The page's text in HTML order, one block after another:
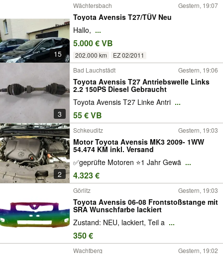
15
Wächtersbach Gestern, 19:07
Toyota Avensis T27/TÜV Neu
Hallo, ...
5.000 € VB
202.000 km EZ 02/2011
3
Bad Lauchstädt Gestern, 19:06
Toyota Avensis T27 Antriebswelle Links
2.2 150PS Diesel Gebraucht
Toyota Avensis T27 Linke Antri ...
55 € VB
2
Schkeuditz Gestern, 19:03
Motor Toyota Avensis MK3 2009- 1WW
54.474 KM inkl. Versand
✅geprüfte Motoren ⭐1 Jahr Gewä ...
4.323 €
Görlitz Gestern, 19:03
Toyota Avensis 06-08 Frontstoßstange mit
SRA Wunschfarbe lackiert
Zustand: NEU, lackiert, Teil a ...
350 €
Wachtberg Gestern, 19:02